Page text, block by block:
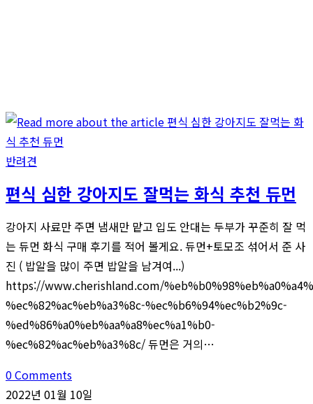
반려견
편식 심한 강아지도 잘먹는 화식 추천 듀먼
강아지 사료만 주면 냄새만 맡고 입도 안대는 두부가 꾸준히 잘 먹
는 듀먼 화식 구매 후기를 적어 볼게요. 듀먼+토모조 섞어서 준 사
진 ( 밥알을 많이 주면 밥알을 남겨여...)
https://www.cherishland.com/
%ec%82%ac%eb%a3%8c-%ec%b6%94%ec%b2%9c-
%ed%86%a0%eb%aa%a8%ec%a1%b0-
%ec%82%ac%eb%a3%8c/ 듀먼은 거의…
0 Comments
2022년 01월 10일